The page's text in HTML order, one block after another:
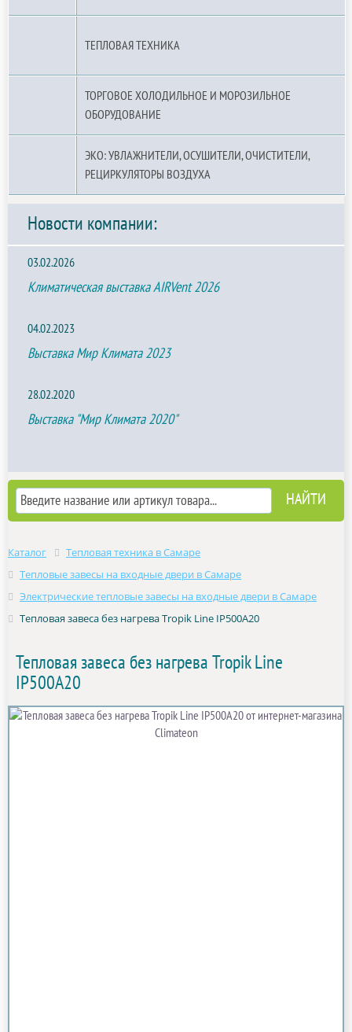
ТЕПЛОВАЯ ТЕХНИКА
ТОРГОВОЕ ХОЛОДИЛЬНОЕ И МОРОЗИЛЬНОЕ
ОБОРУДОВАНИЕ
ЭКО: УВЛАЖНИТЕЛИ, ОСУШИТЕЛИ, ОЧИСТИТЕЛИ,
РЕЦИРКУЛЯТОРЫ ВОЗДУХА
Новости компании:
03.02.2026
Климатическая выставка AIRVent 2026
04.02.2023
Выставка Мир Климата 2023
28.02.2020
Выставка "Мир Климата 2020"
Каталог
Тепловая техника в Самаре
Тепловые завесы на входные двери в Самаре
Электрические тепловые завесы на входные двери в Самаре
Тепловая завеса без нагрева Tropik Line IP500A20
Тепловая завеса без нагрева Tropik Line
IP500A20